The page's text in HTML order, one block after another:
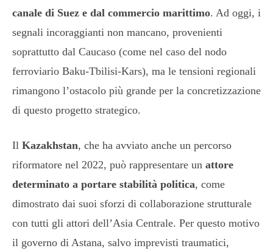
canale di Suez e dal commercio marittimo. Ad oggi, i
segnali incoraggianti non mancano, provenienti
soprattutto dal Caucaso (come nel caso del nodo
ferroviario Baku-Tbilisi-Kars), ma le tensioni regionali
rimangono l’ostacolo più grande per la concretizzazione
di questo progetto strategico.
Il Kazakhstan, che ha avviato anche un percorso
riformatore nel 2022, può rappresentare un attore
determinato a portare stabilità politica, come
dimostrato dai suoi sforzi di collaborazione strutturale
con tutti gli attori dell’Asia Centrale. Per questo motivo
il governo di Astana, salvo imprevisti traumatici,